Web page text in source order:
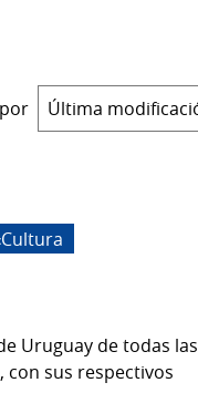
Cultura
Uruguay de todas las
sus respectivos